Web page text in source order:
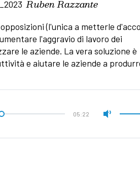
Ruben Razzante
(l'unica a metterle
l'aggravio di lavoro dei
le aziende. La vera soluzione è
e aiutare le aziende a
05:22